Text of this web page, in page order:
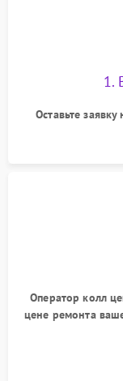
1.
Оставьте
Оператор колл
цене ремонта